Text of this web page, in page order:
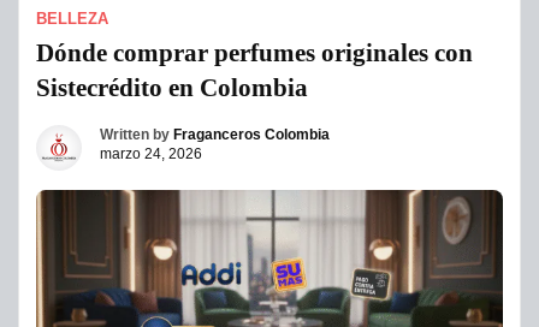
legítimo y duradero. Para facilitar tu compra, contamos […]
BELLEZA
Dónde comprar perfumes originales con
Sistecrédito en Colombia
Written by Fraganceros Colombia
marzo 24, 2026